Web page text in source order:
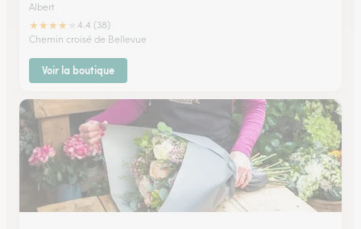
Albert
★★★★
4.4 (38)
Chemin croisé de Bellevue
Voir la boutique